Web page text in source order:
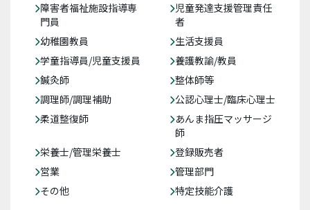
障害者福祉施設指導専
門員
児童発達支援管理責任
者
幼稚園教員
生活支援員
学童指導員/児童支援員
養護教諭/教員
鍼灸師
整体師等
調理師/調理補助
公認心理士/臨床心理士
柔道整復師
あんま指圧マッサージ
師
栄養士/管理栄養士
登録販売者
営業
管理部門
その他
特定技能介護